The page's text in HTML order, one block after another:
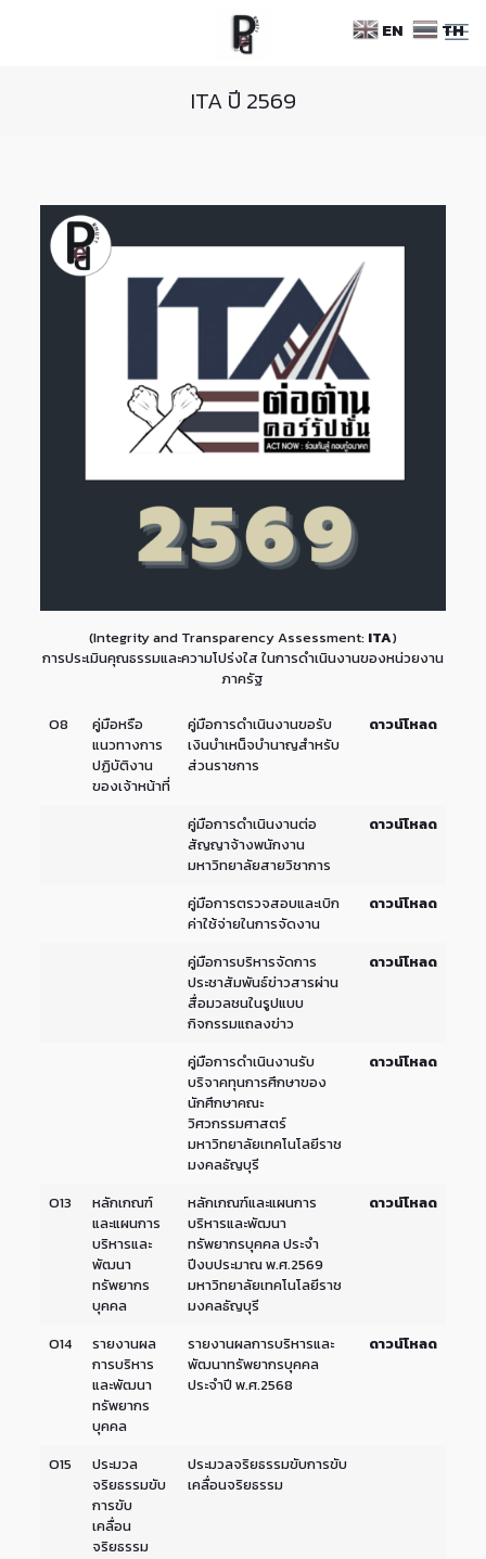
ITA ปี 2569
(Integrity and Transparency Assessment: ITA)
การประเมินคุณธรรมและความโปร่งใส ในการดำเนินงานของหน่วยงาน
ภาครัฐ
O8
คู่มือหรือ
แนวทางการ
ปฏิบัติงาน
ของเจ้าหน้าที่
คู่มือการดำเนินงานขอรับ
เงินบำเหน็จบำนาญสำหรับ
ส่วนราชการ
ดาวน์โหลด
คู่มือการดำเนินงานต่อ
สัญญาจ้างพนักงาน
มหาวิทยาลัยสายวิชาการ
ดาวน์โหลด
คู่มือการตรวจสอบและเบิก
ค่าใช้จ่ายในการจัดงาน
ดาวน์โหลด
คู่มือการบริหารจัดการ
ประชาสัมพันธ์ข่าวสารผ่าน
สื่อมวลชนในรูปแบบ
กิจกรรมแถลงข่าว
ดาวน์โหลด
คู่มือการดำเนินงานรับ
บริจาคทุนการศึกษาของ
นักศึกษาคณะ
วิศวกรรมศาสตร์
มหาวิทยาลัยเทคโนโลยีราช
มงคลธัญบุรี
ดาวน์โหลด
O13
หลักเกณฑ์
และแผนการ
บริหารและ
พัฒนา
ทรัพยากร
บุคคล
หลักเกณฑ์และแผนการ
บริหารและพัฒนา
ทรัพยากรบุคคล ประจำ
ปีงบประมาณ พ.ศ.2569
มหาวิทยาลัยเทคโนโลยีราช
มงคลธัญบุรี
ดาวน์โหลด
O14
รายงานผล
การบริหาร
และพัฒนา
ทรัพยากร
บุคคล
รายงานผลการบริหารและ
พัฒนาทรัพยากรบุคคล
ประจำปี พ.ศ.2568
ดาวน์โหลด
O15
ประมวล
จริยธรรมขับ
การขับ
เคลื่อน
จริยธรรม
ประมวลจริยธรรมขับการขับ
เคลื่อนจริยธรรม
EN TH